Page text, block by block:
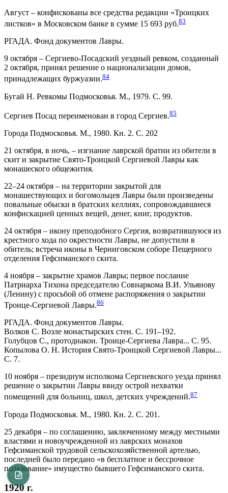
Август – конфискованы все средства редакции «Троицких
листков» в Московском банке в сумме 15 693 руб.83
РГАДА. Фонд документов Лавры.
9 октября – Сергиево-Посадский уездный ревком, созданный
2 октября, принял решение о национализации домов,
принадлежащих буржуазии.84
Бугай Н. Ревкомы Подмосковья. М., 1979. С. 99.
Сергиев Посад переименован в город Сергиев.85
Города Подмосковья. М., 1980. Кн. 2. С. 202
21 октября, в ночь, – изгнание лаврской братии из обители в
скит и закрытие Свято-Троицкой Сергиевой Лавры как
монашеского общежития.
22–24 октября – на территории закрытой для
монашествующих и богомольцев Лавры были произведены
повальные обыски в братских келлиях, сопровождавшиеся
конфискацией ценных вещей, денег, книг, продуктов.
24 октября – икону преподобного Сергия, возвратившуюся из
крестного хода по окрестности Лавры, не допустили в
обитель; встреча иконы в Черниговском соборе Пещерного
отделения Гефсиманского скита.
4 ноября – закрытие храмов Лавры; первое послание
Патриарха Тихона председателю Совнаркома В.И. Ульянову
(Ленину) с просьбой об отмене распоряжения о закрытии
Троице-Сергиевой Лавры.86
РГАДА. Фонд документов Лавры.
Волков С. Возле монастырских стен. С. 191–192.
Голубцов С., протодиакон. Троице-Сергиева Лавра... С. 95.
Копылова О. Н. История Свято-Троицкой Сергиевой Лавры...
С. 7.
10 ноября – президиум исполкома Сергиевского уезда принял
решение о закрытии Лавры ввиду острой нехватки
помещений для больниц, школ, детских учреждений.87
Города Подмосковья. М., 1980. Кн. 2. С. 201.
25 декабря – по соглашению, заключенному между местными
властями и новоучрежденной из лаврских монахов
Гефсиманской трудовой сельскохозяйственной артелью,
последней было передано «в бесплатное и бессрочное
пользование» имущество бывшего Гефсиманского скита.
1920 г.